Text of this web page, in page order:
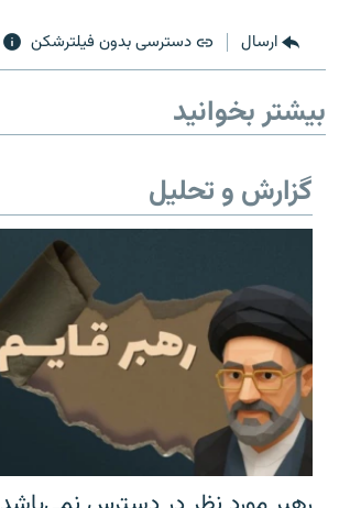
ارسال دسترسی بدون فیلترشکن
بیشتر بخوانید
گزارش و تحلیل